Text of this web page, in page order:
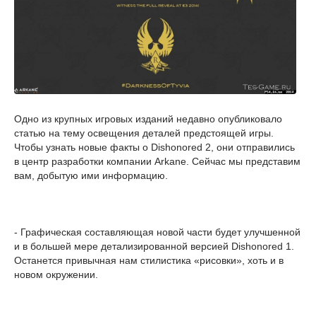
Одно из крупных игровых изданий недавно опубликовало
статью на тему освещения деталей предстоящей игры.
Чтобы узнать новые факты о Dishonored 2, они отправились
в центр разработки компании Arkane. Сейчас мы представим
вам, добытую ими информацию.
- Графическая составляющая новой части будет улучшенной
и в большей мере детализированной версией Dishonored 1.
Останется привычная нам стилистика «рисовки», хоть и в
новом окружении.